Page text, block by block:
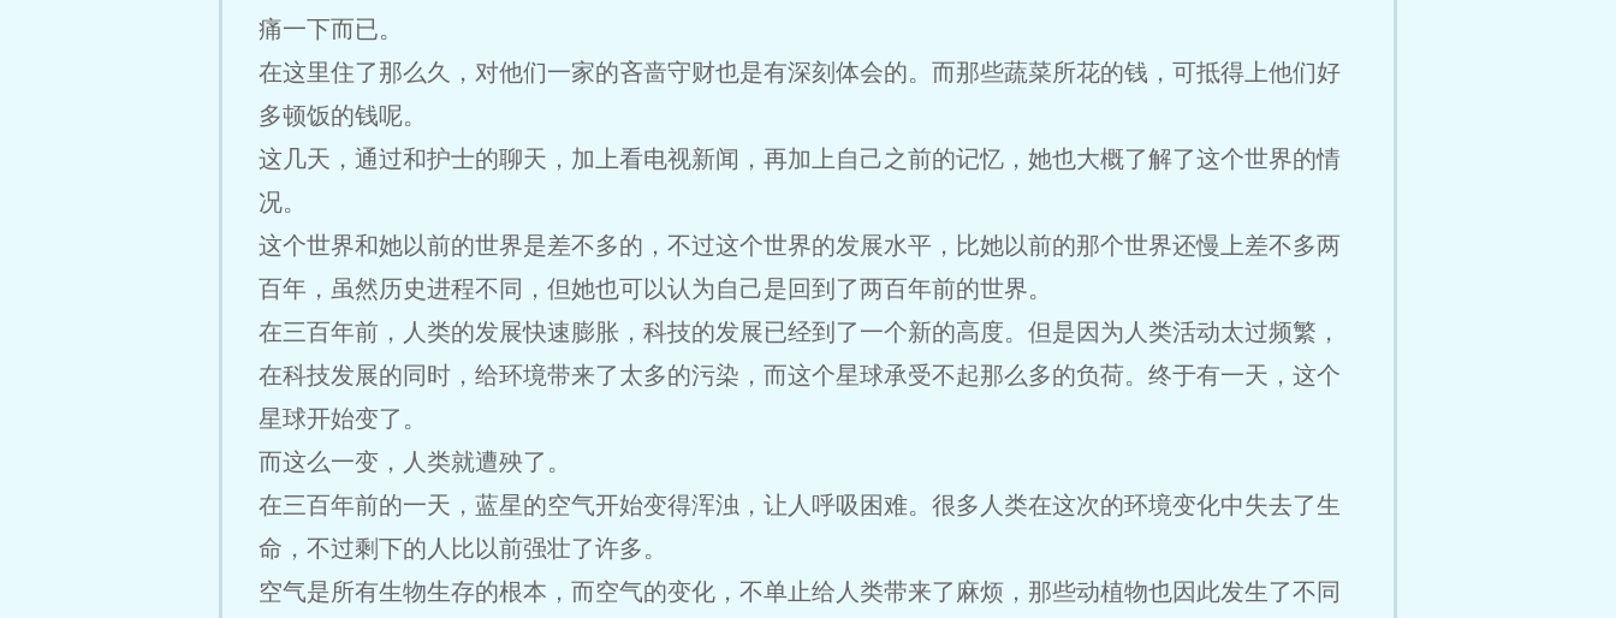
痛一下而已。
在这里住了那么久，对他们一家的吝啬守财也是有深刻体会的。而那些蔬菜所花的钱，可抵得上他们好
多顿饭的钱呢。
这几天，通过和护士的聊天，加上看电视新闻，再加上自己之前的记忆，她也大概了解了这个世界的情
况。
这个世界和她以前的世界是差不多的，不过这个世界的发展水平，比她以前的那个世界还慢上差不多两
百年，虽然历史进程不同，但她也可以认为自己是回到了两百年前的世界。
在三百年前，人类的发展快速膨胀，科技的发展已经到了一个新的高度。但是因为人类活动太过频繁，
在科技发展的同时，给环境带来了太多的污染，而这个星球承受不起那么多的负荷。终于有一天，这个
星球开始变了。
而这么一变，人类就遭殃了。
在三百年前的一天，蓝星的空气开始变得浑浊，让人呼吸困难。很多人类在这次的环境变化中失去了生
命，不过剩下的人比以前强壮了许多。
空气是所有生物生存的根本，而空气的变化，不单止给人类带来了麻烦，那些动植物也因此发生了不同